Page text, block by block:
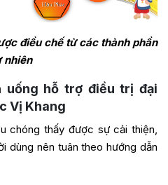
điều chế từ các thành phần
nhiên
uống hỗ trợ điều trị đại
Vị Khang
chóng thấy được sự cải thiện,
dùng nên tuân theo hướng dẫn